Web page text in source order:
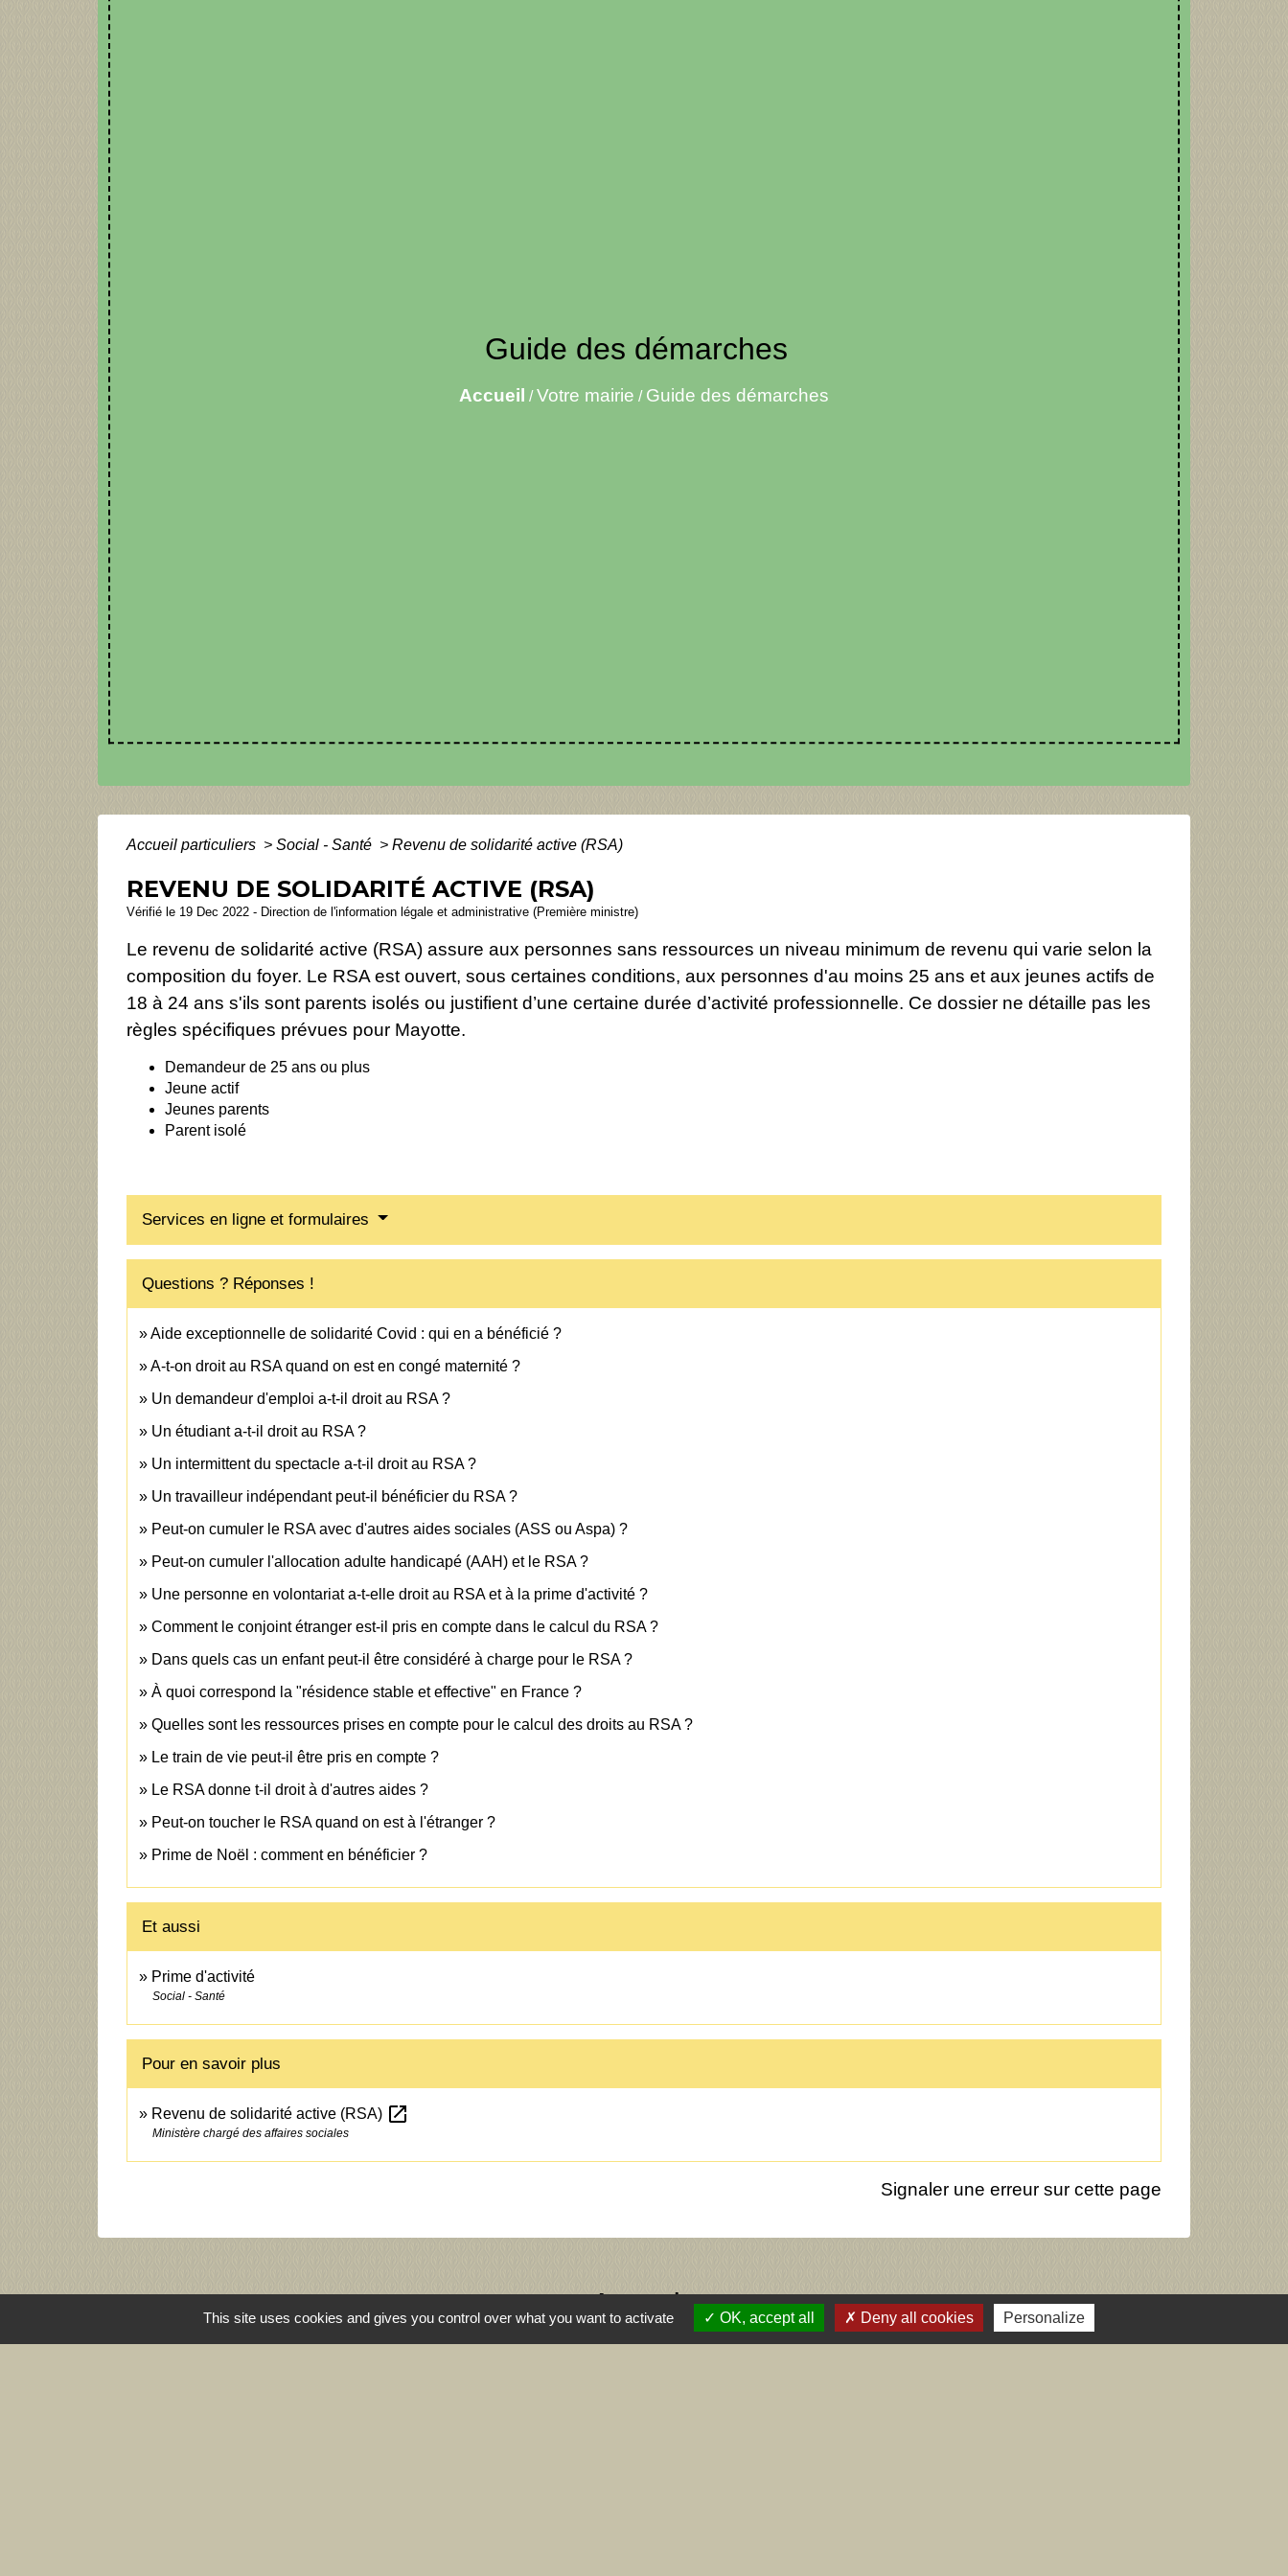
Guide des démarches
Accueil /Votre mairie / Guide des démarches
Accueil particuliers > Social - Santé > Revenu de solidarité active (RSA)
REVENU DE SOLIDARITÉ ACTIVE (RSA)
Vérifié le 19 Dec 2022 - Direction de l'information légale et administrative (Première ministre)
Le revenu de solidarité active (RSA) assure aux personnes sans ressources un niveau minimum de revenu qui varie selon la
composition du foyer. Le RSA est ouvert, sous certaines conditions, aux personnes d'au moins 25 ans et aux jeunes actifs de
18 à 24 ans s'ils sont parents isolés ou justifient d’une certaine durée d’activité professionnelle. Ce dossier ne détaille pas les
règles spécifiques prévues pour Mayotte.
Demandeur de 25 ans ou plus
Jeune actif
Jeunes parents
Parent isolé
Services en ligne et formulaires
Questions ? Réponses !
Aide exceptionnelle de solidarité Covid : qui en a bénéficié ?
A-t-on droit au RSA quand on est en congé maternité ?
Un demandeur d'emploi a-t-il droit au RSA ?
Un étudiant a-t-il droit au RSA ?
Un intermittent du spectacle a-t-il droit au RSA ?
Un travailleur indépendant peut-il bénéficier du RSA ?
Peut-on cumuler le RSA avec d'autres aides sociales (ASS ou Aspa) ?
Peut-on cumuler l'allocation adulte handicapé (AAH) et le RSA ?
Une personne en volontariat a-t-elle droit au RSA et à la prime d'activité ?
Comment le conjoint étranger est-il pris en compte dans le calcul du RSA ?
Dans quels cas un enfant peut-il être considéré à charge pour le RSA ?
À quoi correspond la "résidence stable et effective" en France ?
Quelles sont les ressources prises en compte pour le calcul des droits au RSA ?
Le train de vie peut-il être pris en compte ?
Le RSA donne t-il droit à d'autres aides ?
Peut-on toucher le RSA quand on est à l'étranger ?
Prime de Noël : comment en bénéficier ?
Et aussi
Prime d'activité
Social - Santé
Pour en savoir plus
Revenu de solidarité active (RSA) open_in_new
Ministère chargé des affaires sociales
Signaler une erreur sur cette page
Agenda
This site uses cookies and gives you control over what you want to activate OK, accept all Deny all cookies Personalize